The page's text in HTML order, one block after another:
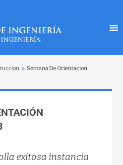
» Semana De Orientacion
exitosa instancia